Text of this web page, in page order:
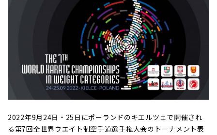
2022年9月24日・25日にポーランドのキエルツェで開催され
る第7回全世界ウエイト制空手道選手権大会のトーナメント表